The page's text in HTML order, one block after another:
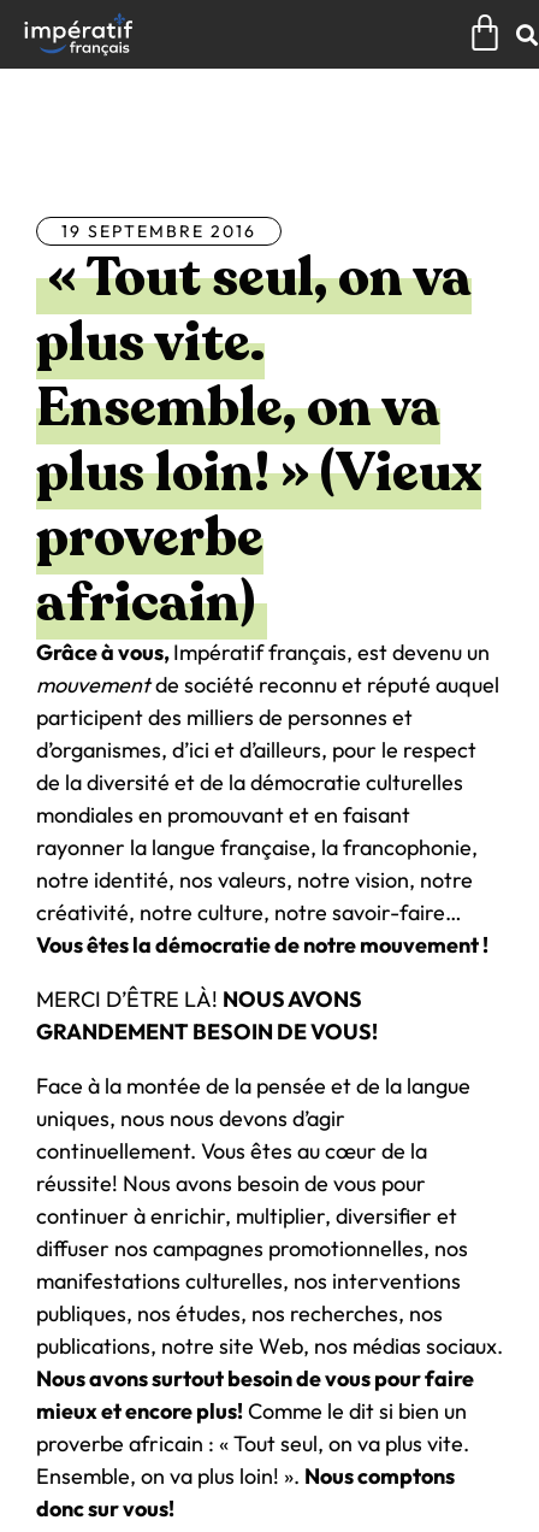
contenu
19 SEPTEMBRE 2016
« Tout seul, on va
plus vite.
Ensemble, on va
plus loin! » (Vieux
proverbe
africain)
Grâce à vous,Impératif français, est devenu un
mouvementde société reconnu et réputé auquel
participent des milliers de personnes et
d’organismes, d’ici et d’ailleurs, pour le respect
de la diversité et de la démocratie culturelles
mondiales en promouvant et en faisant
rayonner la langue française, la francophonie,
notre identité, nos valeurs, notre vision, notre
créativité, notre culture, notre savoir-faire…
Vous êtes la démocratie de notre mouvement !
MERCI D’ÊTRE LÀ! NOUS AVONS
GRANDEMENT BESOIN DE VOUS!
Face à la montée de la pensée et de la langue
uniques, nous nous devons d’agir
continuellement. Vous êtes au cœur de la
réussite! Nous avons besoin de vous pour
continuer à enrichir, multiplier, diversifier et
diffuser nos campagnes promotionnelles, nos
manifestations culturelles, nos interventions
publiques, nos études, nos recherches, nos
publications, notre site Web, nos médias sociaux.
Nous avons surtout besoin de vous pour faire
mieux et encore plus!Comme le dit si bien un
proverbe africain : « Tout seul, on va plus vite.
Ensemble, on va plus loin! ». Nous comptons
donc sur vous!